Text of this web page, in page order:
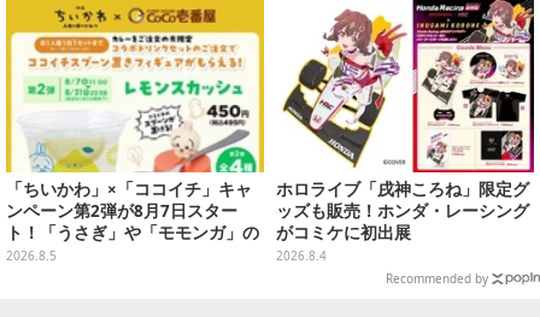
「ちいかわ」×「ココイチ」キャ
ンペーン第2弾が8月7日スター
ト！「うさぎ」や「モモンガ」の
スプーン置きをGETしよう
2026.8.5
ホロライブ「戌神ころね」限定グ
ッズも販売！ホンダ・レーシング
がコミケに初出展
2026.8.4
Recommended by